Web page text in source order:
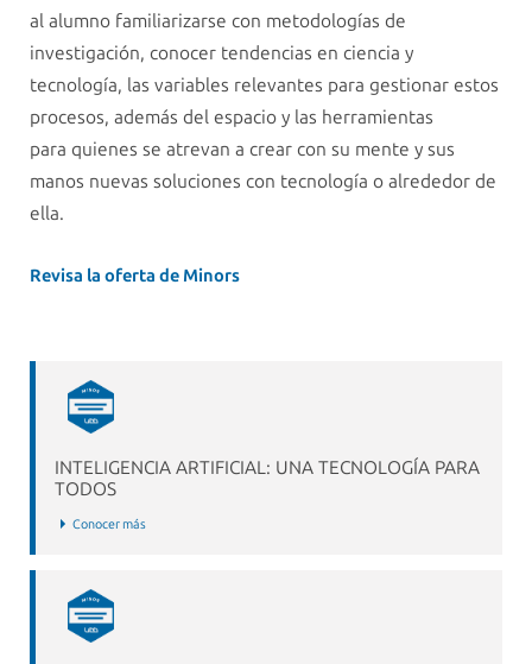
al alumno familiarizarse con metodologías de
investigación, conocer tendencias en ciencia y
tecnología, las variables relevantes para gestionar estos
procesos, además del espacio y las herramientas
para quienes se atrevan a crear con su mente y sus
manos nuevas soluciones con tecnología o alrededor de
ella.
Revisa la oferta de Minors
INTELIGENCIA ARTIFICIAL: UNA TECNOLOGÍA PARA
TODOS
Conocer más